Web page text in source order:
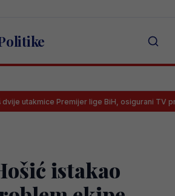
Premijer lige BiH, osigurani TV prijenosi
istakao